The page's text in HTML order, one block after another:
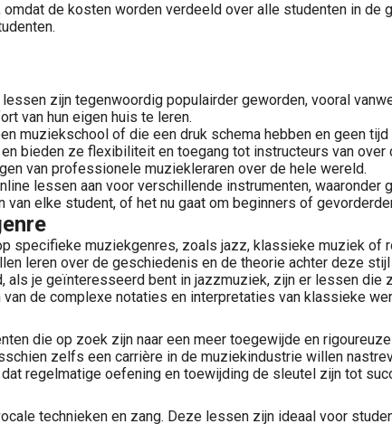
de kosten worden verdeeld over alle studenten in de
zijn tegenwoordig populairder geworden, vooral
van hun eigen huis te leren.
muziekschool of die een druk schema hebben en geen
bieden ze flexibiliteit en toegang tot instructeurs van
van professionele muziekleraren over de hele wereld.
lessen aan voor verschillende instrumenten, waaronder
elke student, of het nu gaat om beginners of
specifieke muziekgenres, zoals jazz, klassieke muziek of
leren over de geschiedenis en de theorie achter deze stijl
je geïnteresseerd bent in jazzmuziek, zijn er lessen
de complexe notaties en interpretaties van klassieke
die op zoek zijn naar een meer toegewijde en
zelfs een carrière in de muziekindustrie willen
dat regelmatige oefening en toewijding de sleutel zijn tot
technieken en zang. Deze lessen zijn ideaal voor